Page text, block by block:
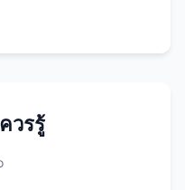
ที่ต้องการเพิ่มคุณค่า
ะตัว ไม่ว่าจะเป็น
กสูตรที่คุณชอบและ
วรรู้